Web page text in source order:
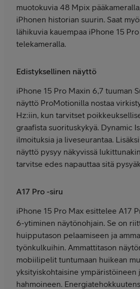
muotokuvia 48 Mpix
iPhonen historian suurin. Saat
lähikuvia kauempaa iPhone 15
telekameralla.
Edistyksellinen näyttö
iPhone 15 Pro Maxin 6,7 tuuman
näyttö ProMotionilla nostaa
Hz:iin, kun tarvitset
graafista suorituskykyä. Dynamic
ilmoituksia ja liveseurantaa.
näyttö pysyy näkyvissä
tarvitse edes napauttaa sitä
A17 Pro -siru
iPhone 15 Pro Max esittelee A17
6-ytiminen näytönohjain. Se on
huipputason pelaamiseen ja
työnkulkuihin. Ammattitason
mobiilipelit tuntumaan huikean
yksityiskohtaisine ympäristöineen
hahmoineen.